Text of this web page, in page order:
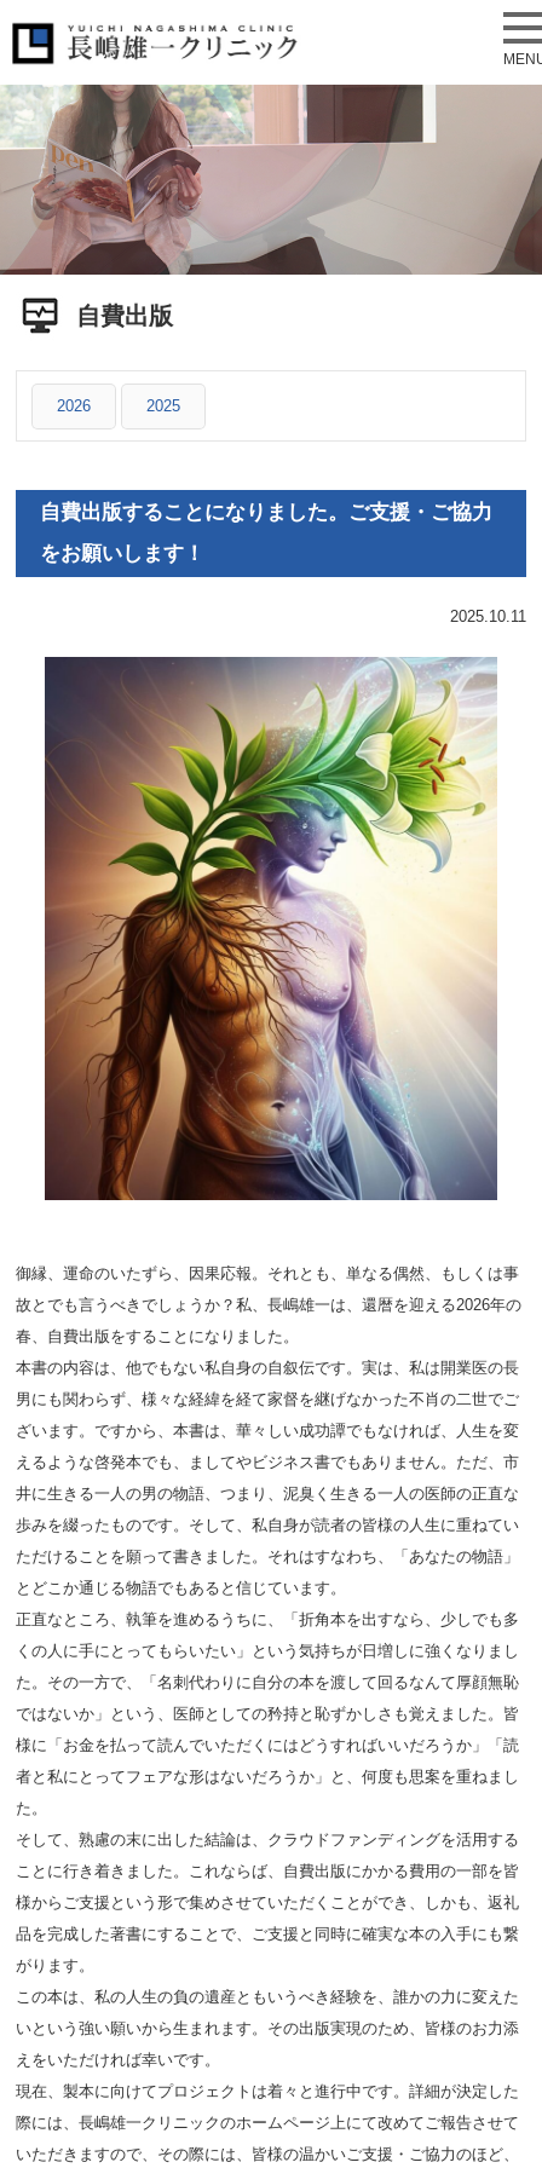
自費出版
2026 2025
自費出版することになりました。ご支援・ご協力
をお願いします！
2025.10.11
御縁、運命のいたずら、因果応報。それとも、単なる偶然、もしくは事
故とでも言うべきでしょうか？私、長嶋雄一は、還暦を迎える2026年の
春、自費出版をすることになりました。
本書の内容は、他でもない私自身の自叙伝です。実は、私は開業医の長
男にも関わらず、様々な経緯を経て家督を継げなかった不肖の二世でご
ざいます。ですから、本書は、華々しい成功譚でもなければ、人生を変
えるような啓発本でも、ましてやビジネス書でもありません。ただ、市
井に生きる一人の男の物語、つまり、泥臭く生きる一人の医師の正直な
歩みを綴ったものです。そして、私自身が読者の皆様の人生に重ねてい
ただけることを願って書きました。それはすなわち、「あなたの物語」
とどこか通じる物語でもあると信じています。
正直なところ、執筆を進めるうちに、「折角本を出すなら、少しでも多
くの人に手にとってもらいたい」という気持ちが日増しに強くなりまし
た。その一方で、「名刺代わりに自分の本を渡して回るなんて厚顔無恥
ではないか」という、医師としての矜持と恥ずかしさも覚えました。皆
様に「お金を払って読んでいただくにはどうすればいいだろうか」「読
者と私にとってフェアな形はないだろうか」と、何度も思案を重ねまし
た。
そして、熟慮の末に出した結論は、クラウドファンディングを活用する
ことに行き着きました。これならば、自費出版にかかる費用の一部を皆
様からご支援という形で集めさせていただくことができ、しかも、返礼
品を完成した著書にすることで、ご支援と同時に確実な本の入手にも繋
がります。
この本は、私の人生の負の遺産ともいうべき経験を、誰かの力に変えた
いという強い願いから生まれます。その出版実現のため、皆様のお力添
えをいただければ幸いです。
現在、製本に向けてプロジェクトは着々と進行中です。詳細が決定した
際には、長嶋雄一クリニックのホームページ上にて改めてご報告させて
いただきますので、その際には、皆様の温かいご支援・ご協力のほど、